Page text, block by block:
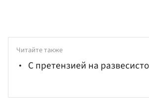
Читайте также
С претензией на